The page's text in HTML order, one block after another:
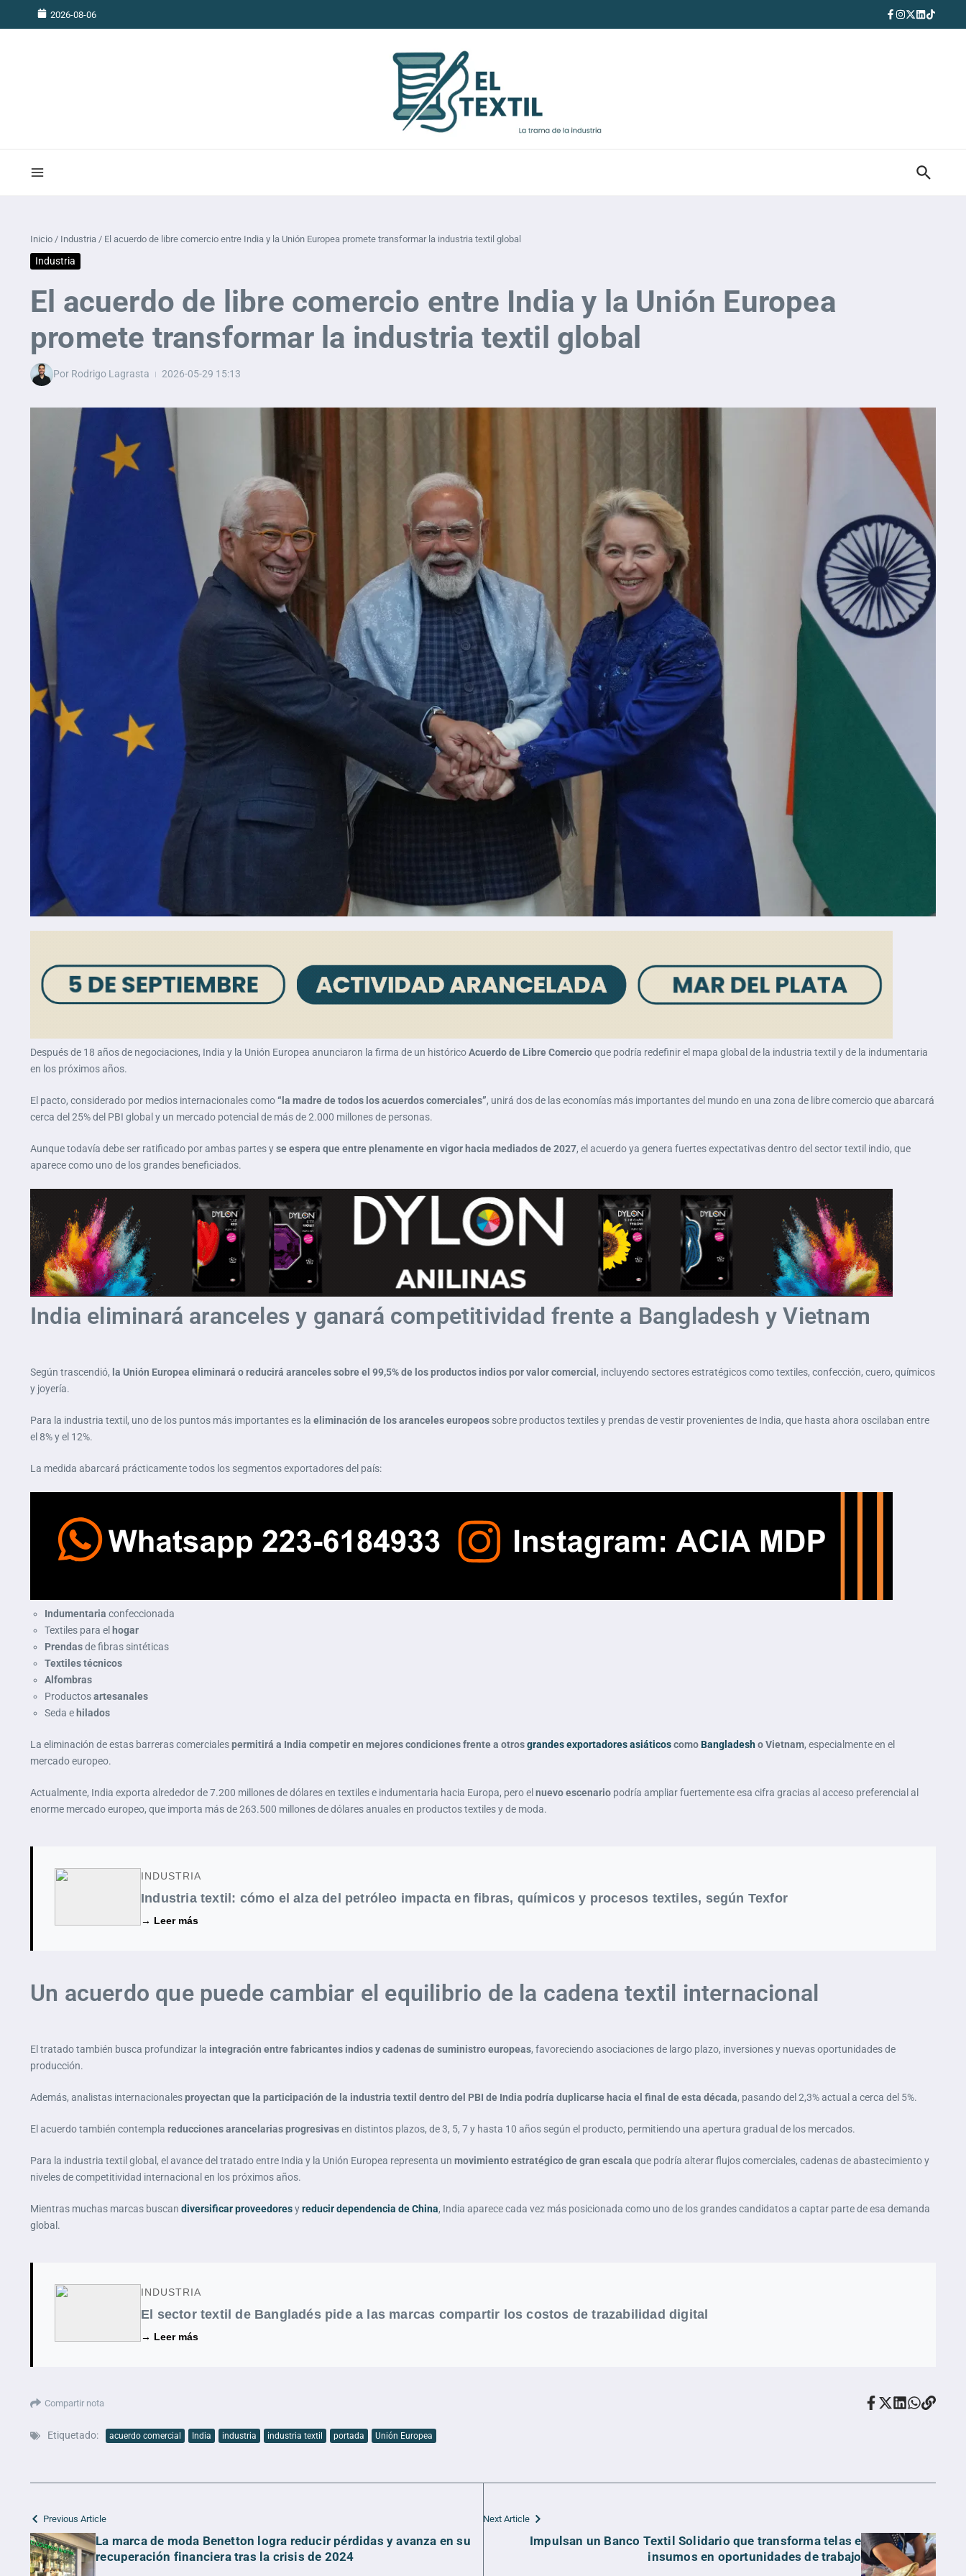
Saltar al contenido
2026-08-06
Inicio / Industria / El acuerdo de libre comercio entre India y la Unión Europea promete transformar la industria textil global
Industria
El acuerdo de libre comercio entre India y la Unión Europea
promete transformar la industria textil global
Por Rodrigo Lagrasta 2026-05-29 15:13
Después de 18 años de negociaciones, India y la Unión Europea anunciaron la firma de un históricoAcuerdo de Libre Comercioque podría redefinir el mapa global de la industria textil y de la indumentaria
en los próximos años.
El pacto, considerado por medios internacionales como“la madre de todos los acuerdos comerciales”, unirá dos de las economías más importantes del mundo en una zona de libre comercio que abarcará
cerca del 25% del PBI global y un mercado potencial de más de 2.000 millones de personas.
Aunque todavía debe ser ratificado por ambas partes yse espera que entre plenamente en vigor hacia mediados de 2027, el acuerdo ya genera fuertes expectativas dentro del sector textil indio, que
aparece como uno de los grandes beneficiados.
India eliminará aranceles y ganará competitividad frente a Bangladesh y Vietnam
Según trascendió, la Unión Europea eliminará o reducirá aranceles sobre el 99,5% de los productos indios por valor comercial , incluyendo sectores estratégicos como textiles, confección, cuero, químicos
y joyería.
Para la industria textil, uno de los puntos más importantes es la eliminación de los aranceles europeos sobre productos textiles y prendas de vestir provenientes de India, que hasta ahora oscilaban entre
el 8% y el 12%.
La medida abarcará prácticamente todos los segmentos exportadores del país:
Indumentaria confeccionada
Textiles para el hogar
Prendasde fibras sintéticas
Textiles técnicos
Alfombras
Productosartesanales
Seda e hilados
La eliminación de estas barreras comercialespermitirá a India competir en mejores condiciones frente a otrosgrandes exportadores asiáticoscomoBangladesho Vietnam, especialmente en el
mercado europeo.
Actualmente, India exporta alrededor de 7.200 millones de dólares en textiles e indumentaria hacia Europa, pero el nuevo escenario podría ampliar fuertemente esa cifra gracias al acceso preferencial al
enorme mercado europeo, que importa más de 263.500 millones de dólares anuales en productos textiles y de moda.
INDUSTRIA
Industria textil: cómo el alza del petróleo impacta en fibras, químicos y procesos textiles, según Texfor
→ Leer más
Un acuerdo que puede cambiar el equilibrio de la cadena textil internacional
El tratado también busca profundizar la integración entre fabricantes indios y cadenas de suministro europeas, favoreciendo asociaciones de largo plazo, inversiones y nuevas oportunidades de
producción.
Además, analistas internacionalesproyectan que la participación de la industria textil dentro del PBI de India podría duplicarse hacia el final de esta década, pasando del 2,3% actual a cerca del 5%.
El acuerdo también contempla reducciones arancelarias progresivasen distintos plazos, de 3, 5, 7 y hasta 10 años según el producto, permitiendo una apertura gradual de los mercados.
Para la industria textil global, el avance del tratado entre India y la Unión Europea representa un movimiento estratégico de gran escala que podría alterar flujos comerciales, cadenas de abastecimiento y
niveles de competitividad internacional en los próximos años.
Mientras muchas marcas buscan diversificar proveedoresyreducir dependencia de China, India aparece cada vez más posicionada como uno de los grandes candidatos a captar parte de esa demanda
global.
INDUSTRIA
El sector textil de Bangladés pide a las marcas compartir los costos de trazabilidad digital
→ Leer más
Compartir nota
Etiquetado: acuerdo comercial India industria industria textil portada Unión Europea
Previous Article
La marca de moda Benetton logra reducir pérdidas y avanza en su
recuperación financiera tras la crisis de 2024
Next Article
Impulsan un Banco Textil Solidario que transforma telas e
insumos en oportunidades de trabajo